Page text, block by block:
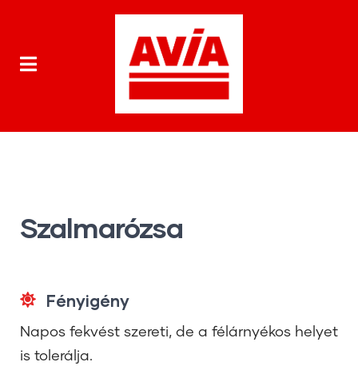
Szalmarózsa
Fényigény
Napos fekvést szereti, de a félárnyékos helyet
is tolerálja.